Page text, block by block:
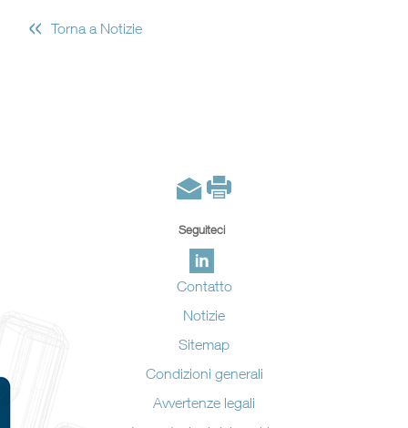
« Torna a Notizie
Seguiteci
Contatto
Notizie
Sitemap
Condizioni generali
Avvertenze legali